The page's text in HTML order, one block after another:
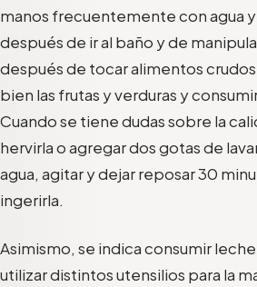
manos frecuentemente con agua
después de ir al baño y de
después de tocar alimentos
bien las frutas y verduras y
Cuando se tiene dudas sobre la
hervirla o agregar dos gotas de
agua, agitar y dejar reposar 30
ingerirla.
Asimismo, se indica consumir
utilizar distintos utensilios para la